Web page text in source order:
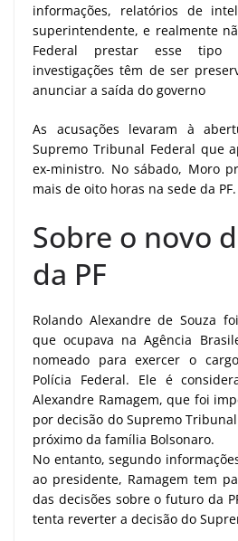
informações, relatórios de
superintendente, e realmente
Federal prestar esse tipo
investigações têm de ser
anunciar a saída do governo
As acusações levaram à
Supremo Tribunal Federal que
ex-ministro. No sábado, Moro
mais de oito horas na sede da PF.
Sobre o novo
da PF
Rolando Alexandre de Souza
que ocupava na Agência
nomeado para exercer o
Polícia Federal. Ele é
Alexandre Ramagem, que foi
por decisão do Supremo
próximo da família Bolsonaro.
No entanto, segundo
ao presidente, Ramagem tem
das decisões sobre o futuro da
tenta reverter a decisão do